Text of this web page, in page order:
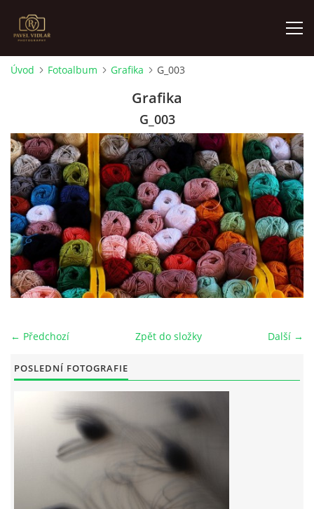
O MNĚ
AKTUALITY
VÝSTAVY
KONTAKT
© 2026 eStránky.cz
Úvod Fotoalbum Grafika G_003
Grafika
G_003
← Předchozí Další →
Zpět do složky
POSLEDNÍ FOTOGRAFIE